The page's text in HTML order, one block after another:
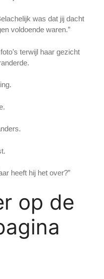
was dat jij dacht
voldoende waren.”
terwijl haar gezicht
heeft hij het over?”
op de